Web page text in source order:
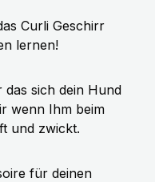
Curli Geschirr
lernen!
sich dein Hund
wenn Ihm beim
und zwickt.
für deinen